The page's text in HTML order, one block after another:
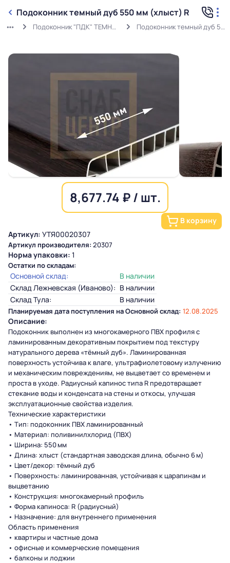
Подоконник темный дуб 550 мм (хлыст) R
Подоконник "ПДК" ТЕМНЫЙ ДУБ ХЛЫСТЫ Подоконник темный дуб 550 мм (хлыст) R
8,677.74 ₽ / шт.
В корзину
Артикул: УТЯ00020307
Артикул производителя: 20307
Норма упаковки: 1
Остатки по складам:
Основной склад:
В наличии
Склад Лежневская (Иваново): В наличии
Склад Тула:
В наличии
Планируемая дата поступления на Основной склад: 12.08.2025
Описание:
Подоконник выполнен из многокамерного ПВХ профиля с
ламинированным декоративным покрытием под текстуру
натурального дерева «тёмный дуб». Ламинированная
поверхность устойчива к влаге, ультрафиолетовому излучению
и механическим повреждениям, не выцветает со временем и
проста в уходе. Радиусный капинос типа R предотвращает
стекание воды и конденсата на стены и откосы, улучшая
эксплуатационные свойства изделия.
Технические характеристики
• Тип: подоконник ПВХ ламинированный
• Материал: поливинилхлорид (ПВХ)
• Ширина: 550 мм
• Длина: хлыст (стандартная заводская длина, обычно 6 м)
• Цвет/декор: тёмный дуб
• Поверхность: ламинированная, устойчивая к царапинам и
выцветанию
• Конструкция: многокамерный профиль
• Форма капиноса: R (радиусный)
• Назначение: для внутреннего применения
Область применения
• квартиры и частные дома
• офисные и коммерческие помещения
• балконы и лоджии